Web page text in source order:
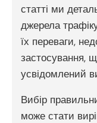
статті ми
джерела
їх переваги,
застосування,
усвідомлений
Вибір
може стати